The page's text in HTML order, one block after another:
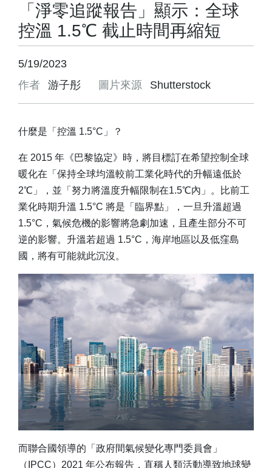
「淨零追蹤報告」顯示：全球
控溫 1.5℃ 截止時間再縮短
5/19/2023
作者
游子彤 圖片來源 Shutterstock
什麼是「控溫 1.5°C」？
在 2015 年《巴黎協定》時，將目標訂在希望控制全球
暖化在「保持全球均溫較前工業化時代的升幅遠低於
2℃」，並「努力將溫度升幅限制在1.5℃內」。比前工
業化時期升溫 1.5°C 將是「臨界點」，一旦升溫超過
1.5°C，氣候危機的影響將急劇加速，且產生部分不可
逆的影響。升溫若超過 1.5°C，海岸地區以及低窪島
國，將有可能就此沉沒。
而聯合國領導的「政府間氣候變化專門委員會」
（IPCC）2021 年公布報告，直稱人類活動導致地球變